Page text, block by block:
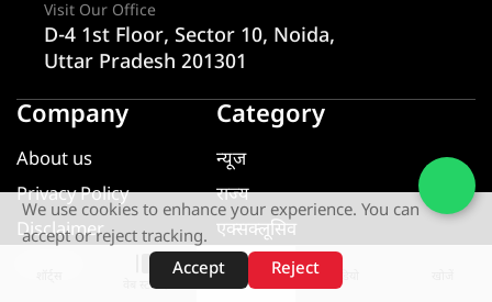
वेब स्टोरीज़
Visit Our Office
D-4 1st Floor, Sector 10, Noida,
Uttar Pradesh 201301
Company
About us
Privacy Policy
Disclaimer
Category
न्यूज
राज्य
एक्सक्लूसिव
यूटीलिटी
We use cookies to enhance your experience. You can
accept or reject tracking.
Accept
Reject